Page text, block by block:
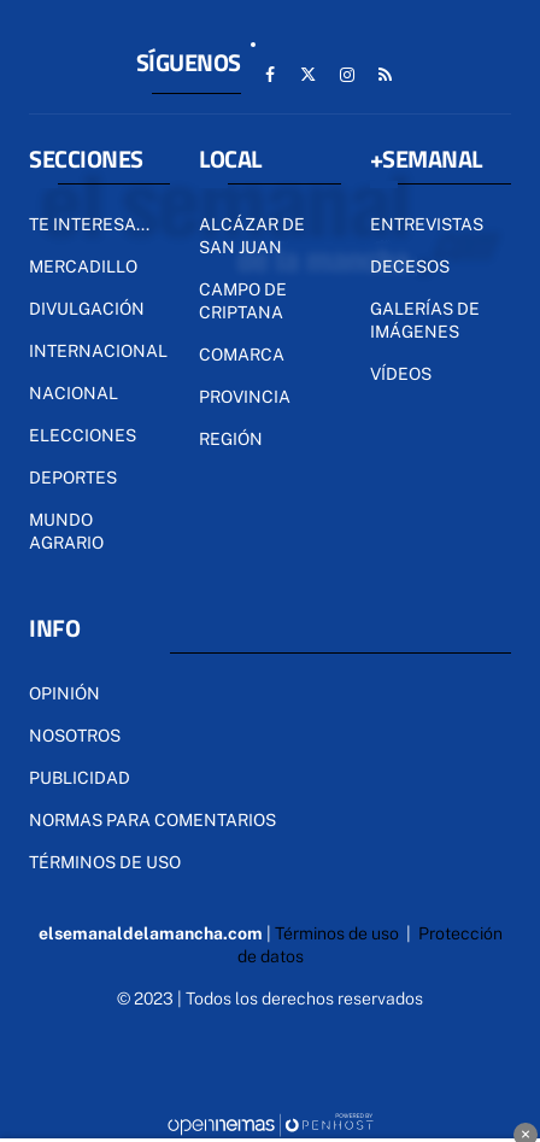
SÍGUENOS
SECCIONES
TE INTERESA...
MERCADILLO
DIVULGACIÓN
INTERNACIONAL
NACIONAL
ELECCIONES
DEPORTES
MUNDO
AGRARIO
LOCAL
ALCÁZAR DE
SAN JUAN
CAMPO DE
CRIPTANA
COMARCA
PROVINCIA
REGIÓN
+SEMANAL
ENTREVISTAS
DECESOS
GALERÍAS DE
IMÁGENES
VÍDEOS
INFO
OPINIÓN
NOSOTROS
PUBLICIDAD
NORMAS PARA COMENTARIOS
TÉRMINOS DE USO
elsemanaldelamancha.com Términos de uso| Protección
de datos
© 2023 | Todos los derechos reservados
×